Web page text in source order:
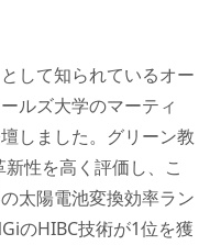
して知られているオー
ルズ大学のマーティ
しました。グリーン教
性を高く評価し、こ
太陽電池変換効率ラン
のHIBC技術が1位を獲